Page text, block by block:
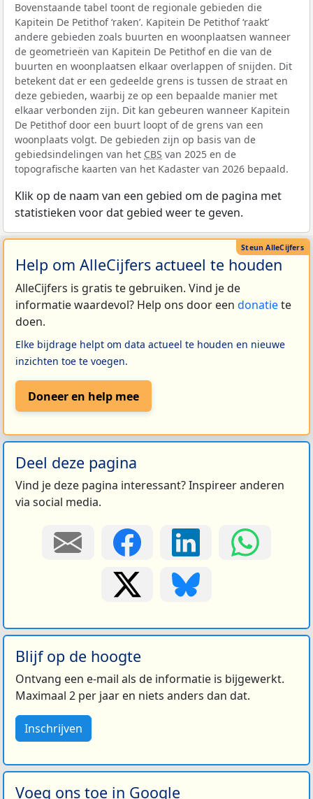
Bovenstaande tabel toont de regionale gebieden die
Kapitein De Petithof ‘raken’. Kapitein De Petithof ‘raakt’
andere gebieden zoals buurten en woonplaatsen wanneer
de geometrieën van Kapitein De Petithof en die van de
buurten en woonplaatsen elkaar overlappen of snijden. Dit
betekent dat er een gedeelde grens is tussen de straat en
deze gebieden, waarbij ze op een bepaalde manier met
elkaar verbonden zijn. Dit kan gebeuren wanneer Kapitein
De Petithof door een buurt loopt of de grens van een
woonplaats volgt. De gebieden zijn op basis van de
gebiedsindelingen van het CBS van 2025 en de
topografische kaarten van het Kadaster van 2026 bepaald.
Klik op de naam van een gebied om de pagina met
statistieken voor dat gebied weer te geven.
Help om AlleCijfers actueel te houden
AlleCijfers is gratis te gebruiken. Vind je de
informatie waardevol? Help ons door een donatiete
doen.
Elke bijdrage helpt om data actueel te houden en nieuwe
inzichten toe te voegen.
Doneer en help mee
Deel deze pagina
Vind je deze pagina interessant? Inspireer anderen
via social media.
Blijf op de hoogte
Ontvang een e-mail als de informatie is bijgewerkt.
Maximaal 2 per jaar en niets anders dan dat.
Inschrijven
Voeg ons toe in Google